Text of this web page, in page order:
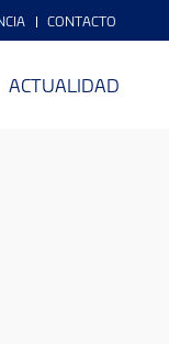
CONTACTO
ACTUALIDAD